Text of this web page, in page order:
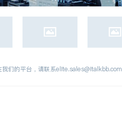
们的平台，请联系elite.sales@italkbb.com